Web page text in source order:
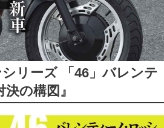
シリーズ 「46」バレンテ
の構図』